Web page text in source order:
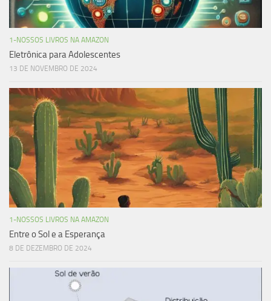
1-NOSSOS LIVROS NA AMAZON
Eletrônica para Adolescentes
13 DE NOVEMBRO DE 2024
1-NOSSOS LIVROS NA AMAZON
Entre o Sol e a Esperança
8 DE DEZEMBRO DE 2024